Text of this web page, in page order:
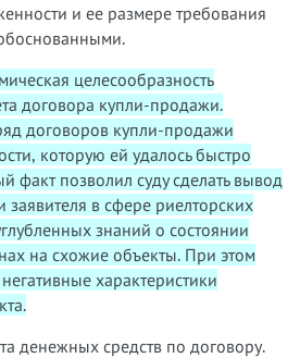
и ее размере требования
целесообразность
договора купли-продажи.
договоров купли-продажи
которую ей удалось быстро
факт позволил суду сделать вывод
заявителя в сфере риелторских
знаний о состоянии
на схожие объекты. При этом
характеристики
денежных средств по договору.